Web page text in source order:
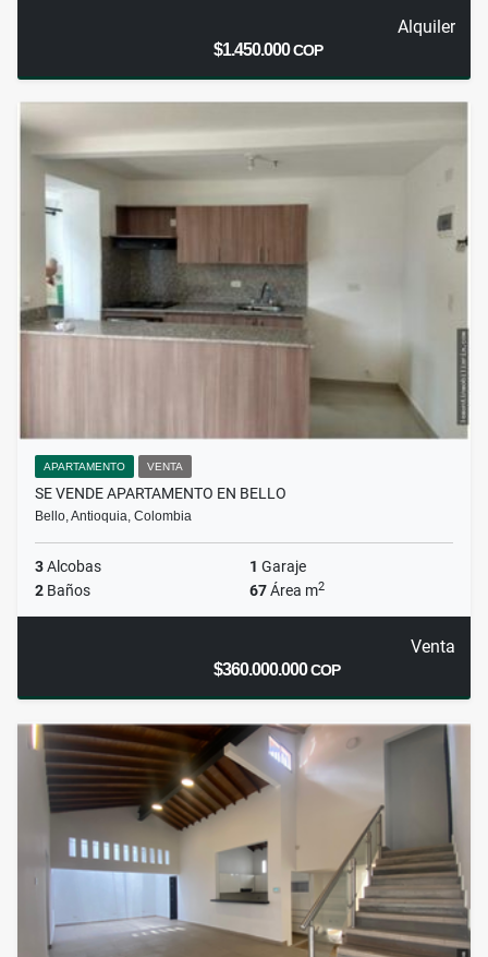
Alquiler
$1.450.000COP
APARTAMENTO VENTA
SE VENDE APARTAMENTO EN BELLO
Bello, Antioquia, Colombia
3Alcobas 1 Garaje
2 Baños 67Área m2
Venta
$360.000.000COP